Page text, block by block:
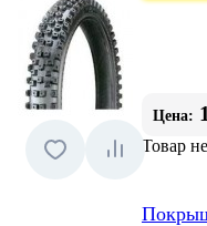
Цена:
Товар